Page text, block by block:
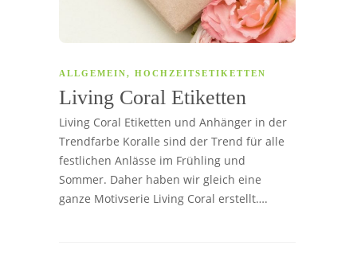
ALLGEMEIN, HOCHZEITSETIKETTEN
Living Coral Etiketten
Living Coral Etiketten und Anhänger in der
Trendfarbe Koralle sind der Trend für alle
festlichen Anlässe im Frühling und
Sommer. Daher haben wir gleich eine
ganze Motivserie Living Coral erstellt….